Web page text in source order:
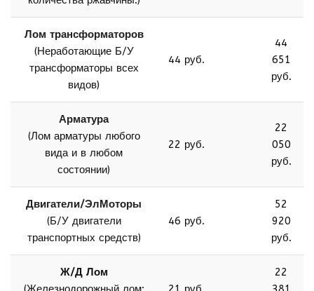
Лом трансформаторов
(Неработающие Б/У
трансформаторы всех
видов)
44 руб.
44
651
руб.
Арматура
(Лом арматуры любого
вида и в любом
состоянии)
22 руб.
22
050
руб.
Двигатели/ЭлМоторы
(Б/У двигатели
транспортных средств)
46 руб.
52
920
руб.
Ж/Д Лом
22